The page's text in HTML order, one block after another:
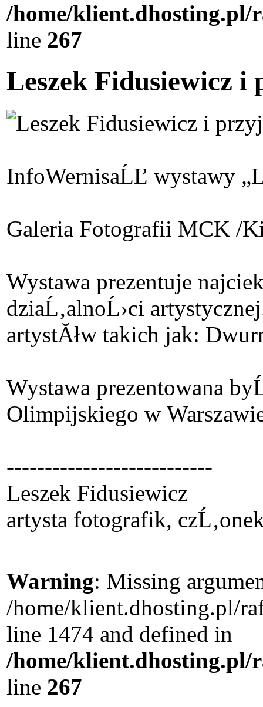
/home/klient.dhosting.pl/
line 267
Leszek Fidusiewicz
InfoWernisaĹĽ wystawy
Galeria Fotografii MCK /
Wystawa prezentuje
dziaĹ‚alnoĹ›ci
artystĂłw takich jak:
Wystawa prezentowana
Olimpijskiego w
---------------------------
Leszek Fidusiewicz
artysta fotografik,
Warning: Missing
/home/klient.dhosting.pl/
line 1474 and defined in
/home/klient.dhosting.pl/
line 267